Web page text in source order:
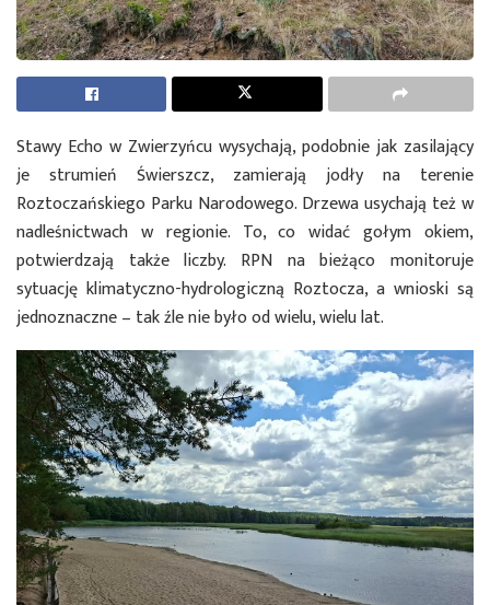
Stawy Echo w Zwierzyńcu wysychają, podobnie jak zasilający
je strumień Świerszcz, zamierają jodły na terenie
Roztoczańskiego Parku Narodowego. Drzewa usychają też w
nadleśnictwach w regionie. To, co widać gołym okiem,
potwierdzają także liczby. RPN na bieżąco monitoruje
sytuację klimatyczno-hydrologiczną Roztocza, a wnioski są
jednoznaczne – tak źle nie było od wielu, wielu lat.